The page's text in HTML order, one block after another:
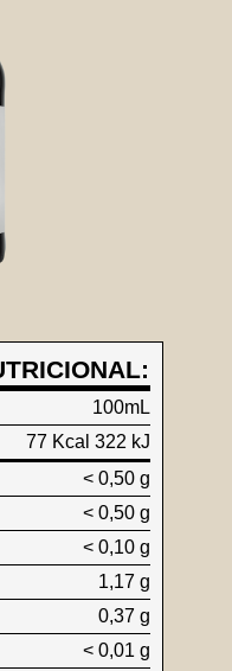
100mL
77 Kcal 322 kJ
< 0,50 g
< 0,50 g
< 0,10 g
1,17 g
0,37 g
< 0,01 g